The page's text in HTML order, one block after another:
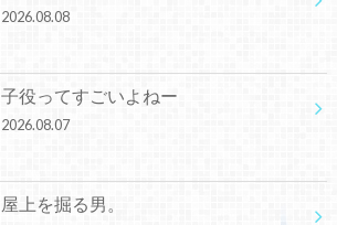
2026.08.08
子役ってすごいよねー
2026.08.07
屋上を掘る男。